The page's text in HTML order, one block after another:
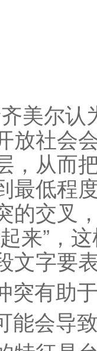
尔认
放社会
，从而
最低程
的交叉
来”，
文字
有助
会导致